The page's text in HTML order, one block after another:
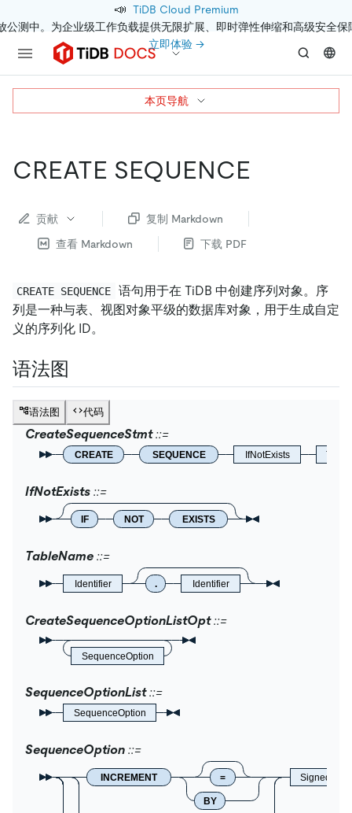
📣 TiDB Cloud Premium
公测中。为企业级工作负载提供无限扩展、即时弹性伸缩和高级安全保
立即体验 →
CREATE SEQUENCE
贡献
复制 Markdown
查看 Markdown
下载 PDF
CREATE SEQUENCE
语句用于在 TiDB 中创建序列对象。序
列是一种与表、视图对象平级的数据库对象，用于生成自定
义的序列化 ID。
语法图
语法图 代码
CreateSequenceStmt
CREATE SEQUENCE IfNotExists
IfNotExists
IF NOT EXISTS
TableName
Identifier . Identifier
CreateSequenceOptionListOpt
SequenceOption
SequenceOptionList
SequenceOption
SequenceOption
INCREMENT =
BY
SignedNum
本页导航